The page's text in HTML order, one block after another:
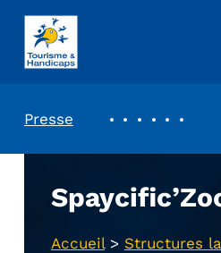
ASSOCIATION TOURISME ET HANDICAPS
Presse
Accueil> Structures